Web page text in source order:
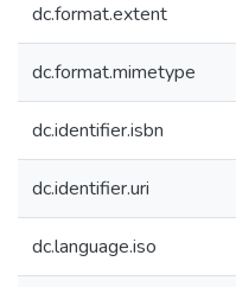
dc.format.extent
dc.format.mimetype
dc.identifier.isbn
dc.identifier.uri
dc.language.iso